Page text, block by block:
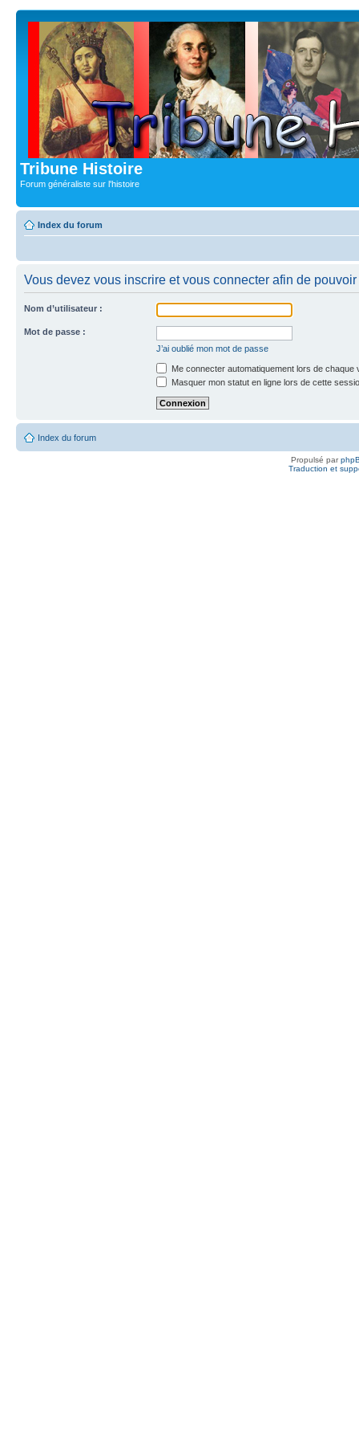
Tribune Histoire
Forum généraliste sur l'histoire
Index du forum
Vous devez vous inscrire et vous connecter afin de
Nom d’utilisateur :
Mot de passe :
J’ai oublié mon mot de passe
Me connecter automatiquement lors de chaque
Masquer mon statut en ligne lors de cette
Index du forum
Propulsé par
Traduction et